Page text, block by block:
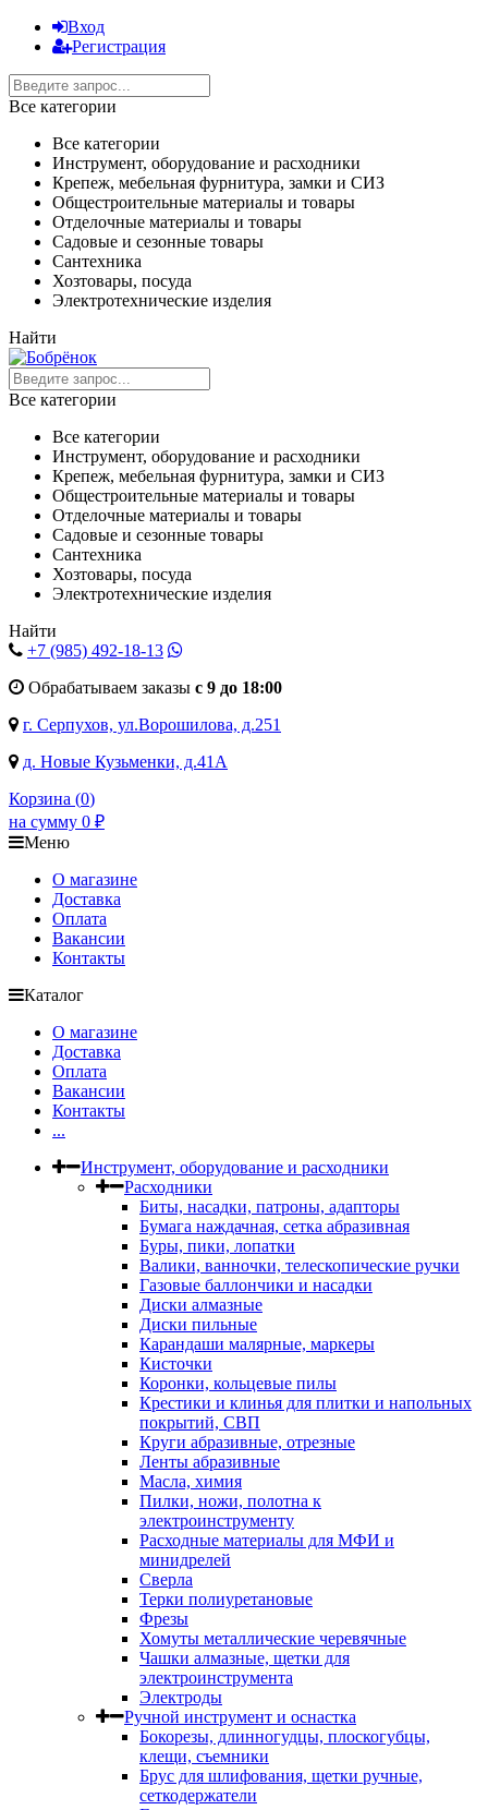
Вход
Регистрация
Все категории
Все категории
Инструмент, оборудование и расходники
Крепеж, мебельная фурнитура, замки и СИЗ
Общестроительные материалы и товары
Отделочные материалы и товары
Садовые и сезонные товары
Сантехника
Хозтовары, посуда
Электротехнические изделия
Найти
Все категории
Все категории
Инструмент, оборудование и расходники
Крепеж, мебельная фурнитура, замки и СИЗ
Общестроительные материалы и товары
Отделочные материалы и товары
Садовые и сезонные товары
Сантехника
Хозтовары, посуда
Электротехнические изделия
Найти
+7 (985) 492-18-13
Обрабатываем заказы с 9 до 18:00
г. Серпухов, ул.Ворошилова, д.251
д. Новые Кузьменки, д.41А
Корзина (0)
на сумму 0 ₽
Меню
О магазине
Доставка
Оплата
Вакансии
Контакты
Каталог
О магазине
Доставка
Оплата
Вакансии
Контакты
...
Инструмент, оборудование и расходники
Расходники
Биты, насадки, патроны, адапторы
Бумага наждачная, сетка абразивная
Буры, пики, лопатки
Валики, ванночки, телескопические ручки
Газовые баллончики и насадки
Диски алмазные
Диски пильные
Карандаши малярные, маркеры
Кисточки
Коронки, кольцевые пилы
Крестики и клинья для плитки и напольных
покрытий, СВП
Круги абразивные, отрезные
Ленты абразивные
Масла, химия
Пилки, ножи, полотна к
электроинструменту
Расходные материалы для МФИ и
минидрелей
Сверла
Терки полиуретановые
Фрезы
Хомуты металлические черевячные
Чашки алмазные, щетки для
электроинструмента
Электроды
Ручной инструмент и оснастка
Бокорезы, длинногудцы, плоскогубцы,
клещи, съемники
Брус для шлифования, щетки ручные,
сеткодержатели